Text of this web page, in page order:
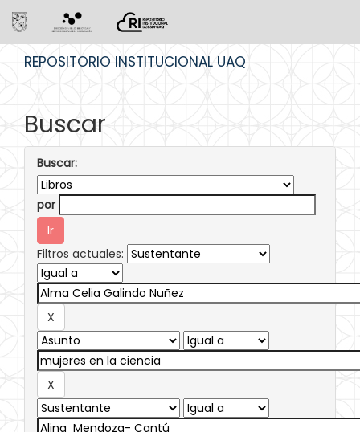
REPOSITORIO INSTITUCIONAL UAQ
Buscar
Buscar:
por
Filtros actuales: